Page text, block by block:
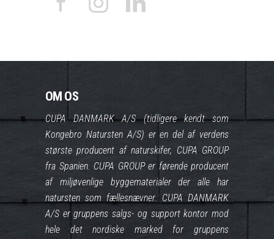
OM OS
CUPA DANMARK A/S (tidligere kendt som
Kongebro Natursten A/S) er en del af verdens
største producent af naturskifer, CUPA GROUP
fra Spanien. CUPA GROUP er førende producent
af miljøvenlige byggematerialer der alle har
natursten som fællesnævner. CUPA DANMARK
A/S er gruppens salgs- og support kontor mod
hele det nordiske marked for gruppens